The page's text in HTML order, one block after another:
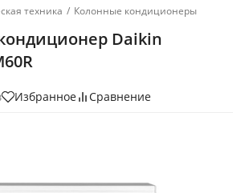
техника / Колонные кондиционеры
Daikin
Избранное Сравнение